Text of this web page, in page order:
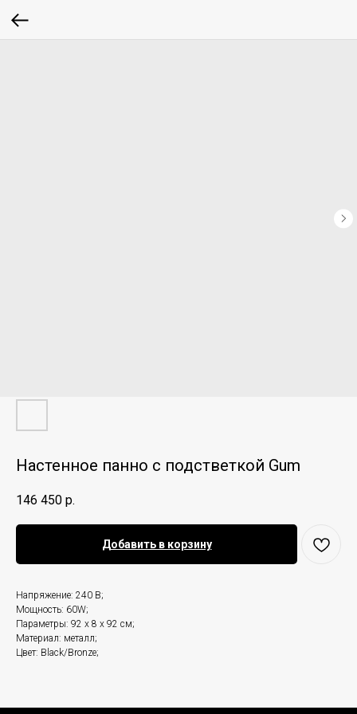
Настенное панно с подстветкой Gum
146 450 р.
Добавить в корзину
Напряжение: 240 В;
Мощность: 60W;
Параметры: 92 x 8 x 92 см;
Материал: металл;
Цвет: Black/Bronze;